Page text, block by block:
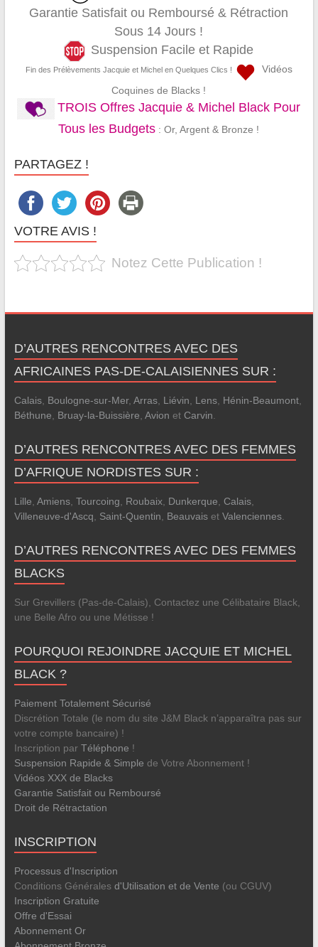
Garantie Satisfait ou Remboursé & Rétraction
Sous 14 Jours !
Suspension Facile et Rapide
Fin des Prélèvements Jacquie et Michel en Quelques Clics !
Vidéos
Coquines de Blacks !
TROIS Offres Jacquie & Michel Black Pour
Tous les Budgets : Or, Argent & Bronze !
PARTAGEZ !
VOTRE AVIS !
Notez Cette Publication !
D’AUTRES RENCONTRES AVEC DES
AFRICAINES PAS-DE-CALAISIENNES SUR :
Calais, Boulogne-sur-Mer, Arras, Liévin, Lens, Hénin-Beaumont,
Béthune, Bruay-la-Buissière, Avion et Carvin.
D’AUTRES RENCONTRES AVEC DES FEMMES
D’AFRIQUE NORDISTES SUR :
Lille, Amiens, Tourcoing, Roubaix, Dunkerque, Calais,
Villeneuve-d'Ascq, Saint-Quentin, Beauvaiset Valenciennes.
D’AUTRES RENCONTRES AVEC DES FEMMES
BLACKS
Sur Grevillers (Pas-de-Calais), Contactez une Célibataire Black,
une Belle Afro ou une Métisse !
POURQUOI REJOINDRE JACQUIE ET MICHEL
BLACK ?
Paiement Totalement Sécurisé
Discrétion Totale (le nom du site J&M Black n’apparaîtra pas sur
votre compte bancaire) !
Inscription par Téléphone !
Suspension Rapide & Simple de Votre Abonnement !
Vidéos XXX de Blacks
Garantie Satisfait ou Remboursé
Droit de Rétractation
INSCRIPTION
Processus d'Inscription
Conditions Générales d'Utilisation et de Vente (ou CGUV)
Inscription Gratuite
Offre d'Essai
Abonnement Or